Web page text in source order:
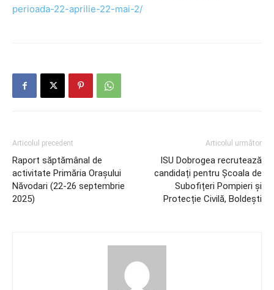
perioada-22-aprilie-22-mai-2/
Articolul precedent
Raport săptămânal de
activitate Primăria Orașului
Năvodari (22-26 septembrie
2025)
Articolul următor
ISU Dobrogea recrutează
candidați pentru Școala de
Subofițeri Pompieri și
Protecție Civilă, Boldești